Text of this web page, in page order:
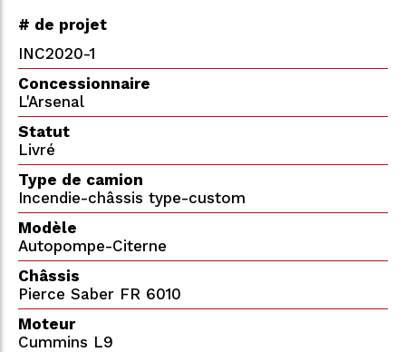
# de projet
INC2020-1
Concessionnaire
L'Arsenal
Statut
Livré
Type de camion
Incendie-châssis type-custom
Modèle
Autopompe-Citerne
Châssis
Pierce Saber FR 6010
Moteur
Cummins L9